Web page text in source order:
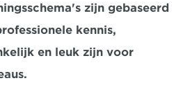
zijn gebaseerd
kennis,
en leuk zijn voor